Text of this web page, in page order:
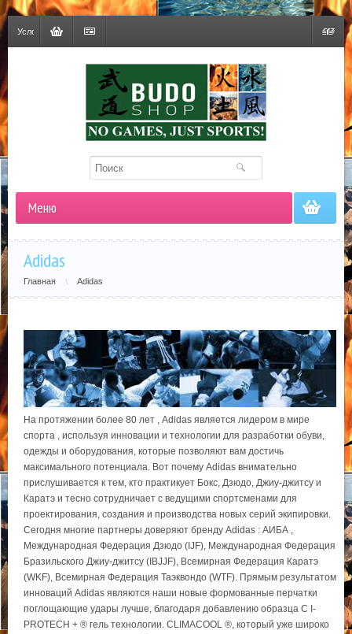
Гривна
Условия
Меню
Adidas
Главная \ Adidas
На протяжении более 80 лет , Adidas является лидером в мире
спорта , используя инновации и технологии для разработки обуви,
одежды и оборудования, которые позволяют вам достичь
максимального потенциала. Вот почему Adidas внимательно
прислушивается к тем, кто практикует Бокс, Дзюдо, Джиу-джитсу и
Каратэ и тесно сотрудничает с ведущими спортсменами для
проектирования, создания и производства новых серий экипировки.
Сегодня многие партнеры доверяют бренду Adidas : АИБА ,
Международная Федерация Дзюдо (IJF), Международная Федерация
Бразильского Джиу-джитсу (IBJJF), Всемирная Федерация Каратэ
(WKF), Всемирная Федерация Таэквондо (WTF). Прямым результатом
инноваций Adidas являются наши новые формованные перчатки
поглощающие удары лучше, благодаря добавлению образца C I-
PROTECH + ® гель технологии. CLIMACOOL ®, который уже широко